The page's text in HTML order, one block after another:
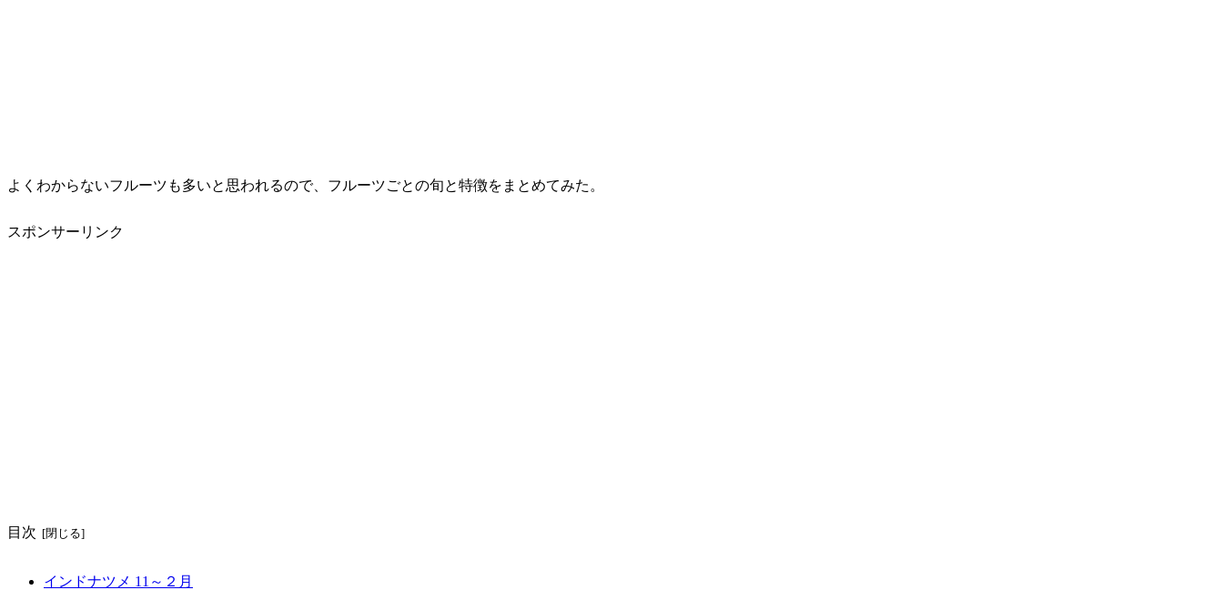
よくわからないフルーツも多いと思われるので、フルーツごとの旬と特徴をまとめてみた。
スポンサーリンク
目次
インドナツメ 11～２月